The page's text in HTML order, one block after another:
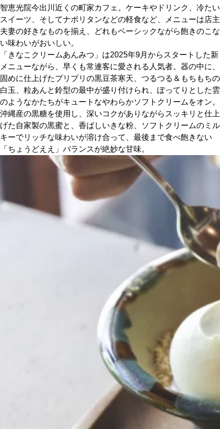
おすすめのイベント
智恵光院今出川近くの町家カフェ。ケーキやドリンク、冷たい
スイーツ、そしてナポリタンなどの軽食など、メニューは店主
夫妻の好きなものを揃え、どれもベーシックながら飽きのこな
い味わいがおいしい。
「きなこクリームあんみつ」は2025年9月からスタートした新
メニューながら、早くも常連客に愛される人気者。器の中に、
固めに仕上げたプリプリの黒豆茶寒天、つるつる＆もちもちの
白玉、粒あんと鈴型の最中が盛り付けられ、ぽってりとした雲
のようなかたちがキュートなやわらかソフトクリームをオン。
沖縄産の黒糖を使用し、深いコクがありながらスッキリと仕上
げた自家製の黒蜜と、香ばしいきな粉、ソフトクリームのミル
キーでリッチな味わいが溶け合って、最後まで食べ飽きない
「ちょうどええ」バランスが絶妙な甘味。